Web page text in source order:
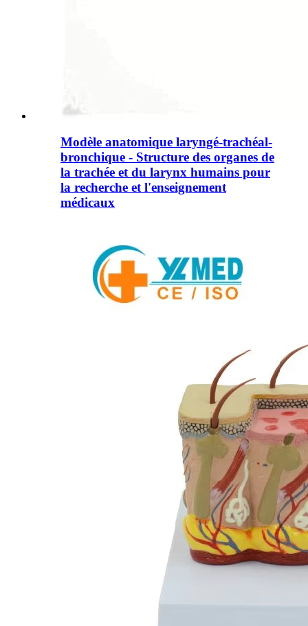
Modèle anatomique laryngé-trachéal-
bronchique - Structure des organes de
la trachée et du larynx humains pour
la recherche et l'enseignement
médicaux